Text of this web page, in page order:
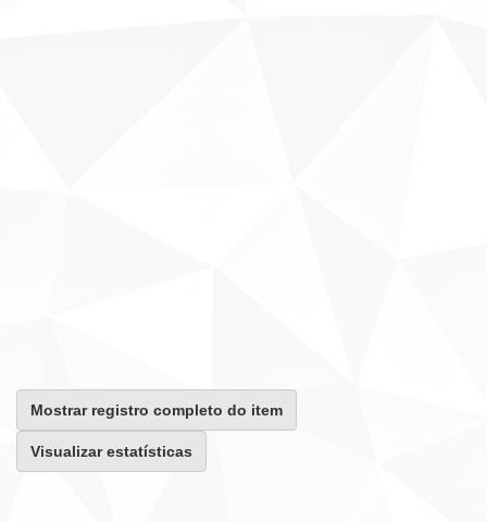
Mostrar registro completo do item
Visualizar estatísticas